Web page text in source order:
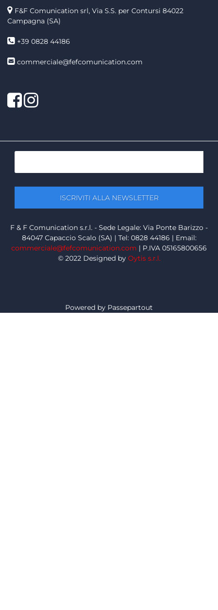
F&F Comunication srl, Via S.S. per Contursi 84022
Campagna (SA)
+39 0828 44186
commerciale@fefcomunication.com
Facebook
Twitter
F & F Comunication s.r.l. - Sede Legale: Via Ponte Barizzo -
84047 Capaccio Scalo (SA) | Tel: 0828 44186 | Email:
commerciale@fefcomunication.com | P.IVA 05165800656
© 2022 Designed by Oytis s.r.l.
Powered by Passepartout